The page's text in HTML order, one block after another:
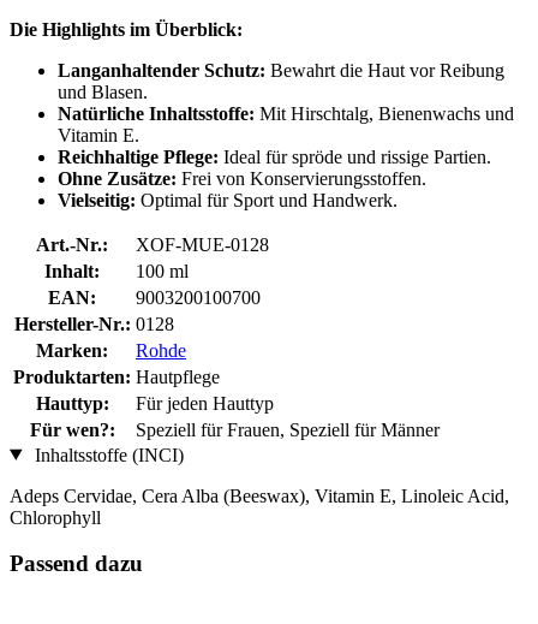
Die Highlights im Überblick:
Langanhaltender Schutz: Bewahrt die Haut vor Reibung
und Blasen.
Natürliche Inhaltsstoffe: Mit Hirschtalg, Bienenwachs und
Vitamin E.
Reichhaltige Pflege: Ideal für spröde und rissige Partien.
Ohne Zusätze: Frei von Konservierungsstoffen.
Vielseitig: Optimal für Sport und Handwerk.
Art.-Nr.:
XOF-MUE-0128
Inhalt:
100 ml
EAN:
9003200100700
Hersteller-Nr.: 0128
Marken:
Rohde
Produktarten: Hautpflege
Hauttyp:
Für jeden Hauttyp
Für wen?:
Speziell für Frauen, Speziell für Männer
Inhaltsstoffe (INCI)
Adeps Cervidae, Cera Alba (Beeswax), Vitamin E, Linoleic Acid,
Chlorophyll
Passend dazu